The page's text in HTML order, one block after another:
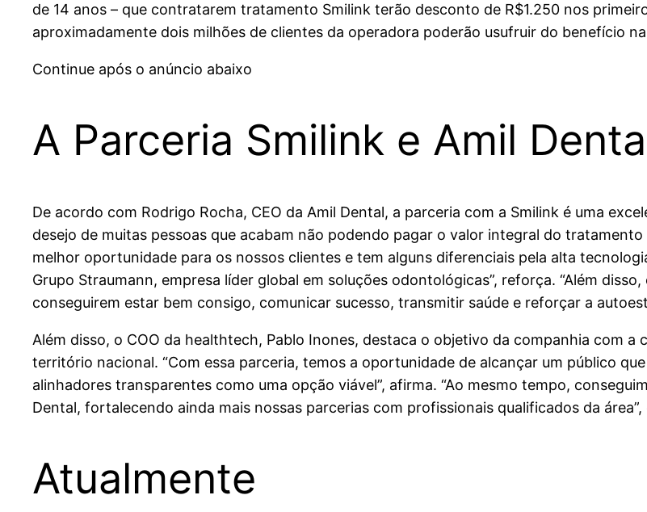
de 14 anos – que contratarem tratamento Smilink terão desconto de R$1.250 nos
aproximadamente dois milhões de clientes da operadora poderão usufruir do benefício
Continue após o anúncio abaixo
A Parceria Smilink e Amil
De acordo com Rodrigo Rocha, CEO da Amil Dental, a parceria com a Smilink é uma
desejo de muitas pessoas que acabam não podendo pagar o valor integral do tratamento
melhor oportunidade para os nossos clientes e tem alguns diferenciais pela alta
Grupo Straumann, empresa líder global em soluções odontológicas”, reforça. “Além
conseguirem estar bem consigo, comunicar sucesso, transmitir saúde e reforçar a
Além disso, o COO da healthtech, Pablo Inones, destaca o objetivo da companhia com
território nacional. “Com essa parceria, temos a oportunidade de alcançar um público
alinhadores transparentes como uma opção viável”, afirma. “Ao mesmo tempo,
Dental, fortalecendo ainda mais nossas parcerias com profissionais qualificados da
Atualmente